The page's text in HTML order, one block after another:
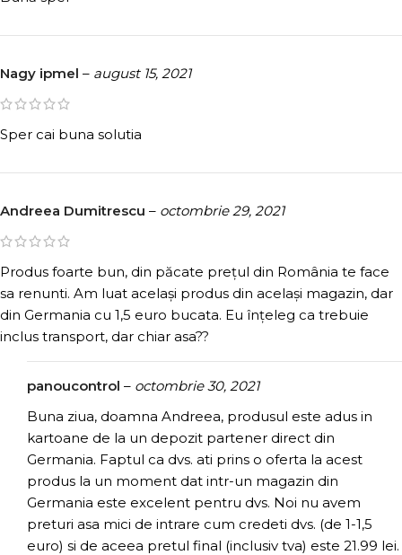
Nagy ipmel – august 15, 2021
Sper cai buna solutia
Andreea Dumitrescu – octombrie 29, 2021
Produs foarte bun, din păcate prețul din România te face
sa renunti. Am luat același produs din același magazin, dar
din Germania cu 1,5 euro bucata. Eu înțeleg ca trebuie
inclus transport, dar chiar asa??
panoucontrol – octombrie 30, 2021
Buna ziua, doamna Andreea, produsul este adus in
kartoane de la un depozit partener direct din
Germania. Faptul ca dvs. ati prins o oferta la acest
produs la un moment dat intr-un magazin din
Germania este excelent pentru dvs. Noi nu avem
preturi asa mici de intrare cum credeti dvs. (de 1-1,5
euro) si de aceea pretul final (inclusiv tva) este 21.99 lei.